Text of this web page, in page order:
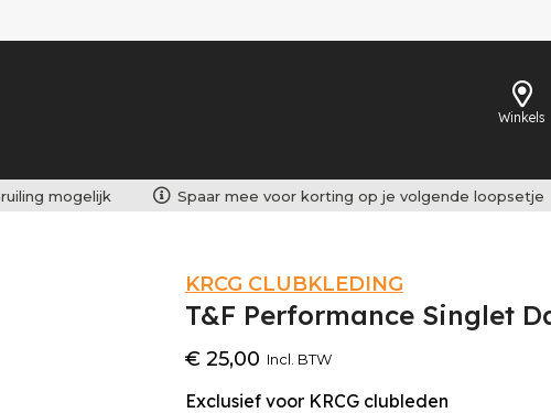
Winkels
mogelijk Spaar mee voor korting op je volgende loopsetje
KRCG CLUBKLEDING
T&F Performance Singlet
€ 25,00 Incl. BTW
Exclusief voor KRCG clubleden